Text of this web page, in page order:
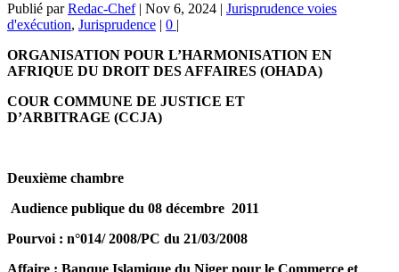
Publié parRedac-Chef| Nov 6, 2024 | Jurisprudence voies
d'exécution, Jurisprudence | 0 |
ORGANISATION POUR L’HARMONISATION EN
AFRIQUE DU DROIT DES AFFAIRES (OHADA)
COUR COMMUNE DE JUSTICE ET
D’ARBITRAGE (CCJA)
Deuxième chambre
Audience publique du 08 décembre 2011
Pourvoi : n°014/ 2008/PC du 21/03/2008